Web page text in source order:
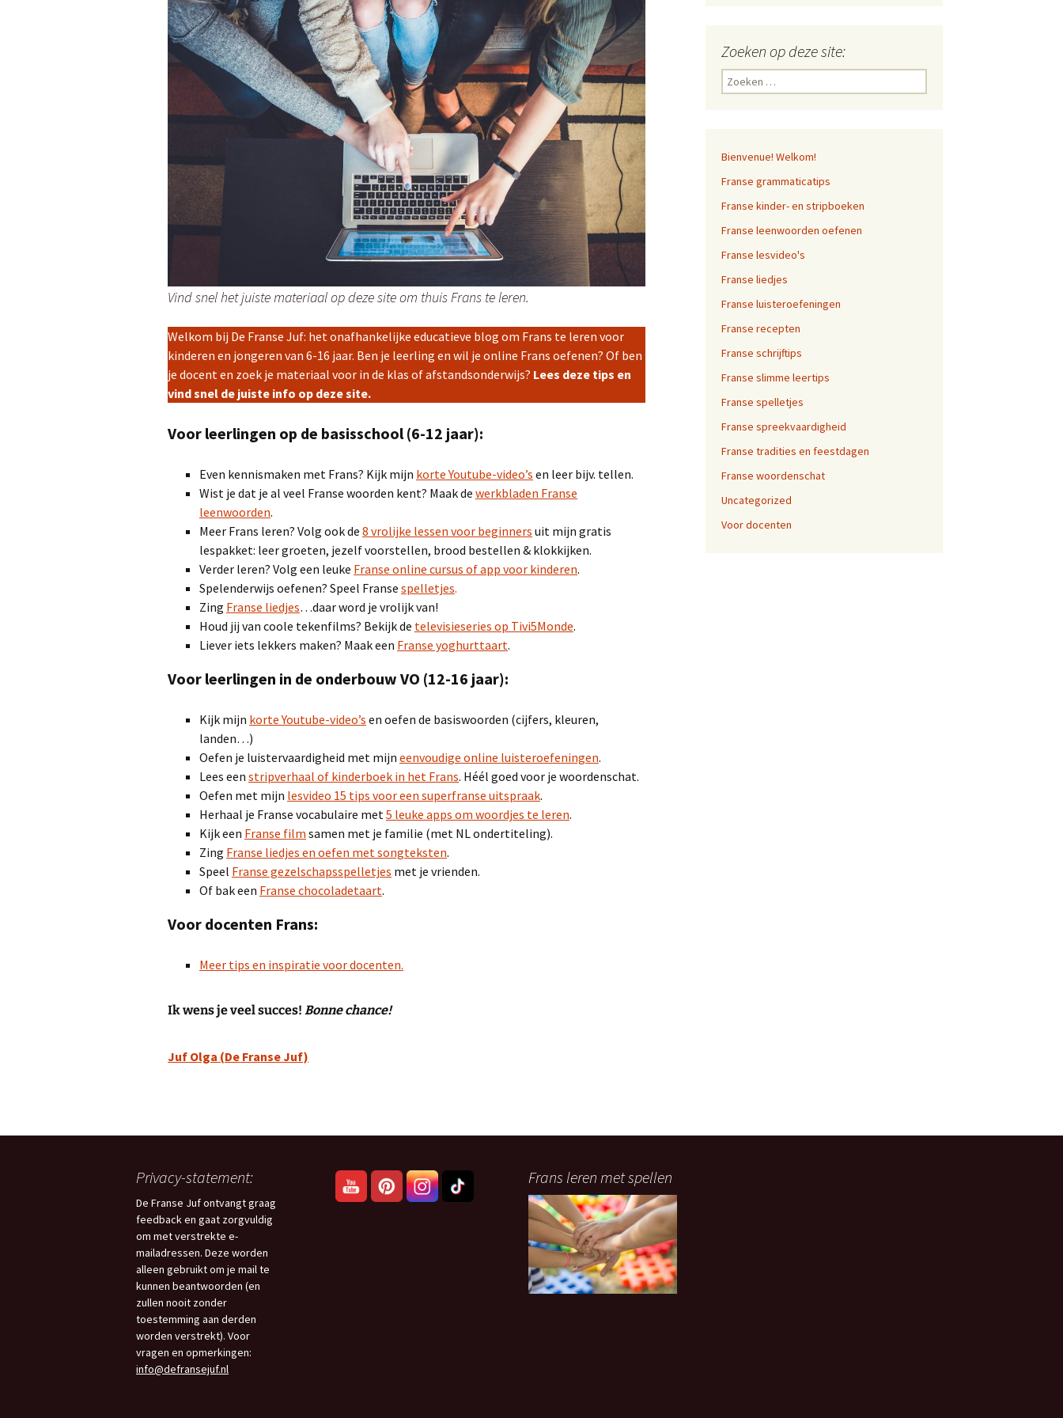
Franse (strip)boeken Kahoot-quizzen
Leenwoord-oefeningen
Links
Les 4: Bon appétit!
Les 5: Un croissant svp!
Les 6: Quelle heure est-il?
Les 7: Whatsapp
Les 8: Joyeux Noël!
Vind snel het juiste materiaal op deze site om thuis Frans te leren.
Welkom bij De Franse Juf: het onafhankelijke educatieve blog om Frans te leren voor
kinderen en jongeren van 6-16 jaar. Ben je leerling en wil je online Frans oefenen? Of ben
je docent en zoek je materiaal voor in de klas of afstandsonderwijs? Lees deze tips en
vind snel de juiste info op deze site.
Voor leerlingen op de basisschool (6-12 jaar):
Even kennismaken met Frans? Kijk mijn korte Youtube-video’s en leer bijv. tellen.
Wist je dat je al veel Franse woorden kent? Maak de werkbladen Franse
leenwoorden.
Meer Frans leren? Volg ook de 8 vrolijke lessen voor beginners uit mijn gratis
lespakket: leer groeten, jezelf voorstellen, brood bestellen & klokkijken.
Verder leren? Volg een leuke Franse online cursus of app voor kinderen.
Spelenderwijs oefenen? Speel Franse spelletjes.
Zing Franse liedjes…daar word je vrolijk van!
Houd jij van coole tekenfilms? Bekijk de televisieseries op Tivi5Monde.
Liever iets lekkers maken? Maak een Franse yoghurttaart.
Voor leerlingen in de onderbouw VO (12-16 jaar):
Kijk mijn korte Youtube-video’s en oefen de basiswoorden (cijfers, kleuren,
landen…)
Oefen je luistervaardigheid met mijn eenvoudige online luisteroefeningen.
Lees een stripverhaal of kinderboek in het Frans. Héél goed voor je woordenschat.
Oefen met mijn lesvideo 15 tips voor een superfranse uitspraak.
Herhaal je Franse vocabulaire met5 leuke apps om woordjes te leren.
Kijk een Franse film samen met je familie (met NL ondertiteling).
Zing Franse liedjes en oefen met songteksten.
Speel Franse gezelschapsspelletjes met je vrienden.
Of bak een Franse chocoladetaart.
Voor docenten Frans:
Meer tips en inspiratie voor docenten.
Ik wens je veel succes! Bonne chance!
Juf Olga (De Franse Juf)
Zoeken op deze site:
Zoeken
naar:
Bienvenue! Welkom!
Franse grammaticatips
Franse kinder- en stripboeken
Franse leenwoorden oefenen
Franse lesvideo's
Franse liedjes
Franse luisteroefeningen
Franse recepten
Franse schrijftips
Franse slimme leertips
Franse spelletjes
Franse spreekvaardigheid
Franse tradities en feestdagen
Franse woordenschat
Uncategorized
Voor docenten
Privacy-statement:
De Franse Juf ontvangt graag
feedback en gaat zorgvuldig
om met verstrekte e-
mailadressen. Deze worden
alleen gebruikt om je mail te
kunnen beantwoorden (en
zullen nooit zonder
toestemming aan derden
worden verstrekt). Voor
vragen en opmerkingen:
info@defransejuf.nl
Frans leren met spellen